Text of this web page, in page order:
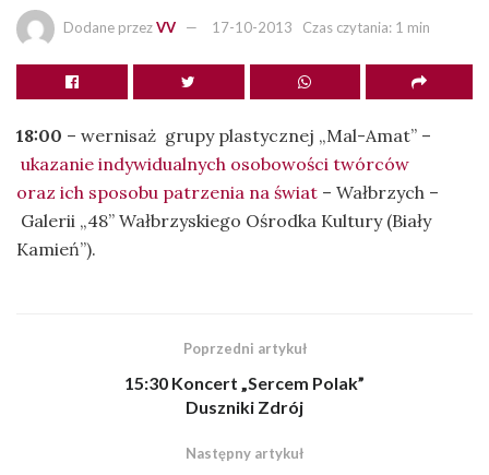
Dodane przezVV 17-10-2013 Czas czytania: 1 min
18:00 – wernisaż grupy plastycznej „Mal-Amat” –
ukazanie indywidualnych osobowości twórców
oraz ich sposobu patrzenia na świat – Wałbrzych –
Galerii „48” Wałbrzyskiego Ośrodka Kultury (Biały
Kamień”).
Poprzedni artykuł
15:30 Koncert „Sercem Polak”
Duszniki Zdrój
Następny artykuł